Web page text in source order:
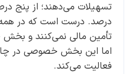
درصد. درست است که در همه
تأمین مالی نمی‌کنند و
اما این بخش خصوصی در
فعالیت می‌کند.